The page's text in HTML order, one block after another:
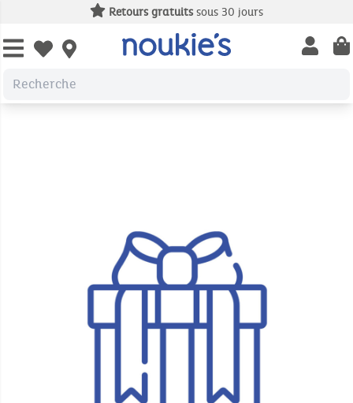
Retours gratuitssous 30 jours
Open wishlist Open